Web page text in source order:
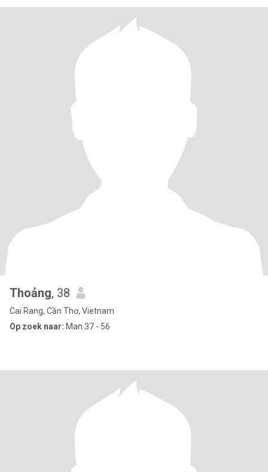
Thoảng, 38
Cai Rang, Cần Thơ, Vietnam
Op zoek naar: Man 37 - 56